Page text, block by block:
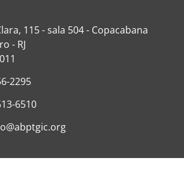
115 - sala 504 - Copacabana
- RJ
2295
6510